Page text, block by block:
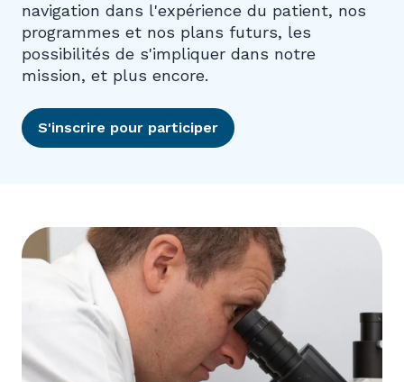
navigation dans l'expérience du patient, nos
programmes et nos plans futurs, les
possibilités de s'impliquer dans notre
mission, et plus encore.
S'inscrire pour participer